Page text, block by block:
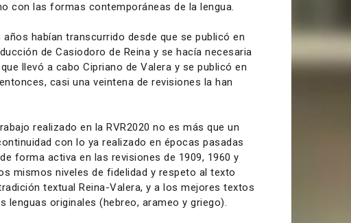
con las formas contemporáneas de la lengua.
años habían transcurrido desde que se publicó en
de Casiodoro de Reina y se hacía necesaria
llevó a cabo Cipriano de Valera y se publicó en
casi una veintena de revisiones la han
realizado en la RVR2020 no es más que un
con lo ya realizado en épocas pasadas
forma activa en las revisiones de 1909, 1960 y
mismos niveles de fidelidad y respeto al texto
textual Reina-Valera, y a los mejores textos
lenguas originales (hebreo, arameo y griego).